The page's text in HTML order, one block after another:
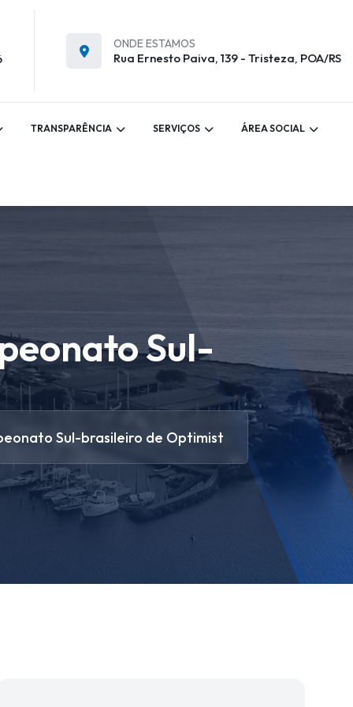
ONDE ESTAMOS
Rua Ernesto Paiva, 139 - Tristeza, POA/RS
TRANSPARÊNCIA SERVIÇOS ÁREA SOCIAL
Sul-
Sul-brasileiro de Optimist